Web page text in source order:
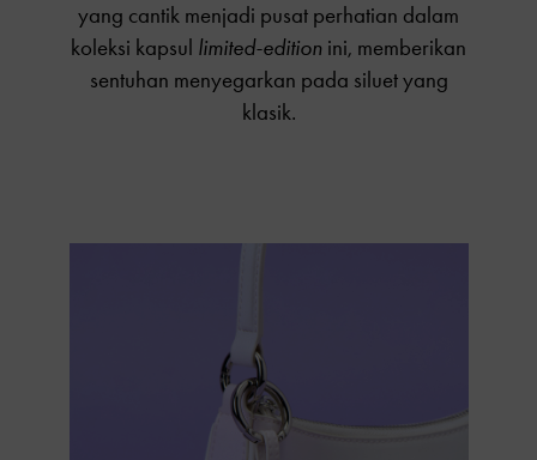
yang cantik menjadi pusat perhatian dalam
koleksi kapsul limited-edition ini, memberikan
sentuhan menyegarkan pada siluet yang
klasik.